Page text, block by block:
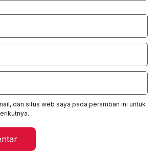
dan situs web saya pada peramban ini untuk